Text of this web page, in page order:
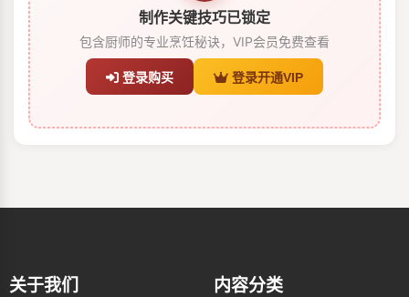
制作关键技巧已锁定
包含厨师的专业烹饪秘诀，VIP会员免费查看
登录购买 登录开通VIP
关于我们 内容分类